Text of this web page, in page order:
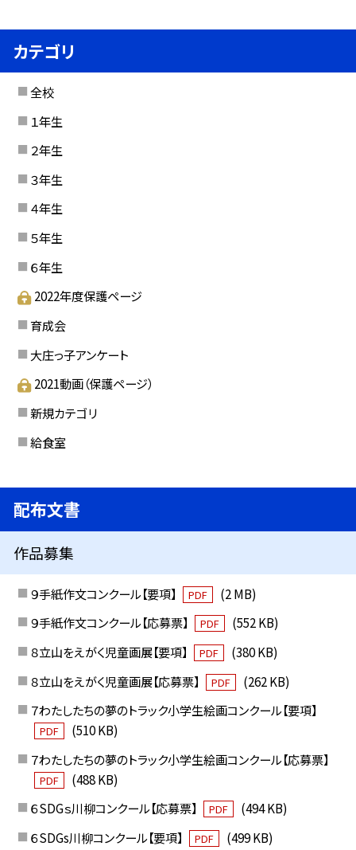
カテゴリ
全校
１年生
２年生
３年生
４年生
５年生
６年生
2022年度保護ページ
育成会
大庄っ子アンケート
2021動画（保護ページ）
新規カテゴリ
給食室
配布文書
作品募集
９手紙作文コンクール【要項】 PDF
(2 MB)
９手紙作文コンクール【応募票】
PDF
(552 KB)
８立山をえがく児童画展【要項】
PDF
(380 KB)
８立山をえがく児童画展【応募票】
PDF
(262 KB)
７わたしたちの夢のトラック小学生絵画コンクール【要項】
PDF
(510 KB)
７わたしたちの夢のトラック小学生絵画コンクール【応募票】
PDF
(488 KB)
６SDGｓ川柳コンクール【応募票】
PDF
(494 KB)
６SDGs川柳コンクール【要項】
PDF (499 KB)